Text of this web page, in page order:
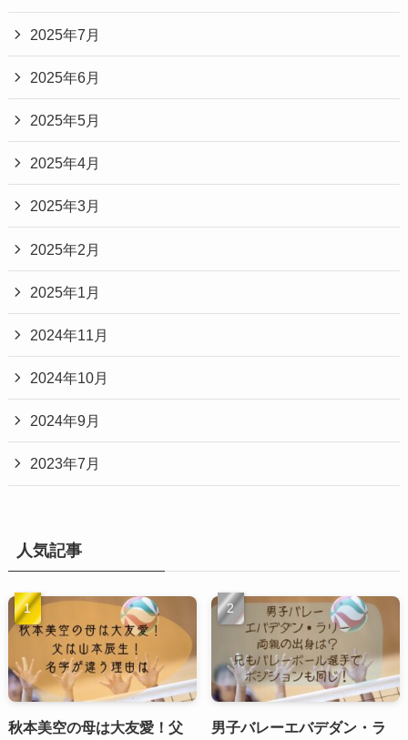
2025年7月
2025年6月
2025年5月
2025年4月
2025年3月
2025年2月
2025年1月
2024年11月
2024年10月
2024年9月
2023年7月
人気記事
秋本美空の母は大友愛！父
男子バレーエバデダン・ラ